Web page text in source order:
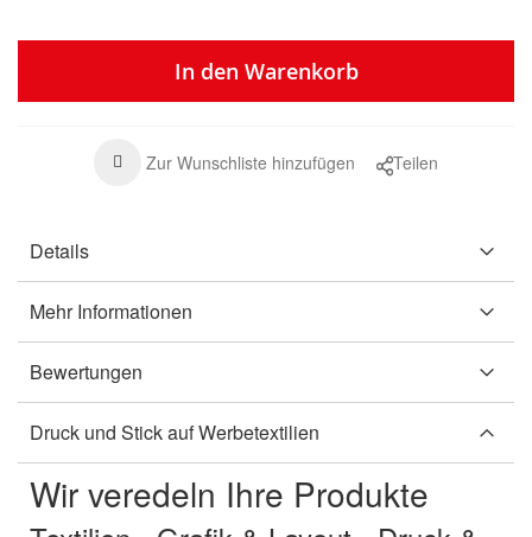
In den Warenkorb
Zur Wunschliste hinzufügen Teilen
Details
Mehr Informationen
Bewertungen
Druck und Stick auf Werbetextilien
Wir veredeln Ihre Produkte